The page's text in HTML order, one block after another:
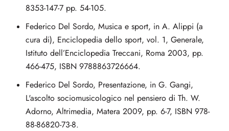
8353-147-7 pp. 54-105.
Federico Del Sordo, Musica e sport, in A. Alippi (a
cura di), Enciclopedia dello sport, vol. 1, Generale,
Istituto dell’Enciclopedia Treccani, Roma 2003, pp.
466-475, ISBN 9788863726664.
Federico Del Sordo, Presentazione, in G. Gangi,
L'ascolto sociomusicologico nel pensiero di Th. W.
Adorno, Altrimedia, Matera 2009, pp. 6-7, ISBN 978-
88-86820-73-8.